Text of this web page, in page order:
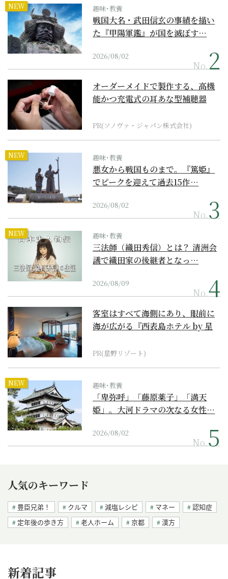
NEW 趣味･教養
戦国大名・武田信玄の事績を描い
た『甲陽軍鑑』が国を滅ぼす…
2026/08/02
No.
オーダーメイドで製作する、高機
能かつ充電式の耳あな型補聴器
PR(ソノヴァ・ジャパン株式会社)
NEW 趣味･教養
悪女から戦国ものまで。『篤姫』
でピークを迎えて過去15作…
2026/08/02
No.
NEW 趣味･教養
三法師（織田秀信）とは？ 清洲会
議で織田家の後継者となっ…
2026/08/09
No.
客室はすべて海側にあり、眼前に
海が広がる『西表島ホテル by 星
PR(星野リゾート)
NEW 趣味･教養
「卑弥呼」「藤原薬子」「満天
姫」。大河ドラマの次なる女性…
2026/08/02
No.
人気のキーワード
豊臣兄弟！ クルマ 減塩レシピ マネー
認知症
定年後の歩き方
老人ホーム 京都 漢方
新着記事